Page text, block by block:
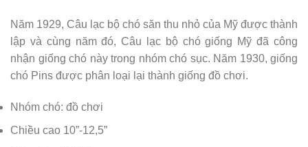
Năm 1929, Câu lạc bộ chó săn thu nhỏ của Mỹ được thành
lập và cùng năm đó, Câu lạc bộ chó giống Mỹ đã công
nhận giống chó này trong nhóm chó sục. Năm 1930, giống
chó Pins được phân loại lại thành giống đồ chơi.
Nhóm chó: đồ chơi
Chiều cao 10”-12,5”